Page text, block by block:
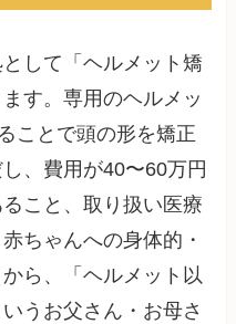
して「ヘルメット矯
す。専用のヘルメッ
ことで頭の形を矯正
、費用が40〜60万円
こと、取り扱い医療
ちゃんへの身体的・
ら、「ヘルメット以
うお父さん・お母さ